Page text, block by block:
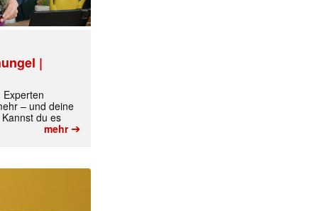
|
Experten
– und deine
du es
mehr➔